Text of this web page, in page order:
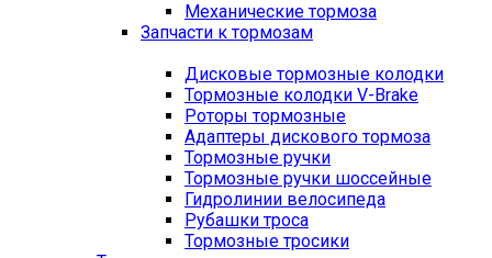
Механические тормоза
Запчасти к тормозам
Дисковые тормозные колодки
Тормозные колодки V-Brake
Роторы тормозные
Адаптеры дискового тормоза
Тормозные ручки
Тормозные ручки шоссейные
Гидролинии велосипеда
Рубашки троса
Тормозные тросики